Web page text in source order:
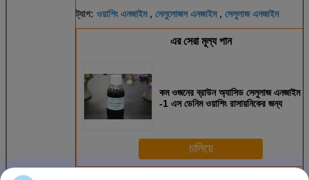
ট্যাগ: ওয়াশিং এনজাইম, সেলুলোজস এনজাইম, সেলুলাজ এনজাইম
এর সেরা মূল্য পান
কম ওজনের ব্রাউন অ্যাসিড সেলুলাজ এনজাইম
-1 এস ডেনিম ওয়াশিং রাসায়নিকের জন্য
চালিয়ে